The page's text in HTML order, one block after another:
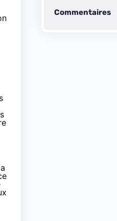
Commentaires